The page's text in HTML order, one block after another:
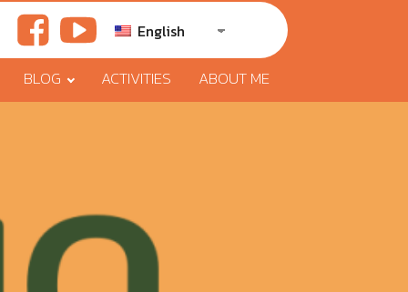
English
BLOG ACTIVITIES ABOUT ME